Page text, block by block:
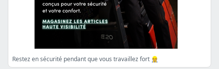
Restez en sécurité pendant que vous travaillez fort 👷